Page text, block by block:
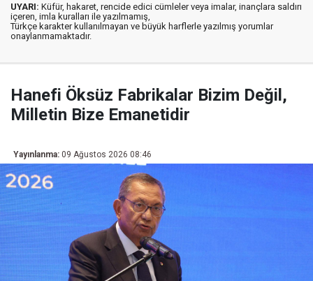
UYARI: Küfür, hakaret, rencide edici cümleler veya imalar, inançlara saldırı
içeren, imla kuralları ile yazılmamış,
Türkçe karakter kullanılmayan ve büyük harflerle yazılmış yorumlar
onaylanmamaktadır.
Hanefi Öksüz Fabrikalar Bizim Değil,
Milletin Bize Emanetidir
Yayınlanma: 09 Ağustos 2026 08:46